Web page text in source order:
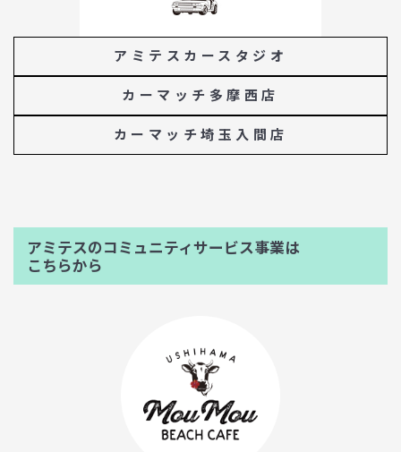
アミテスカースタジオ
カーマッチ多摩西店
カーマッチ埼玉入間店
アミテスのコミュニティサービス事業は
こちらから